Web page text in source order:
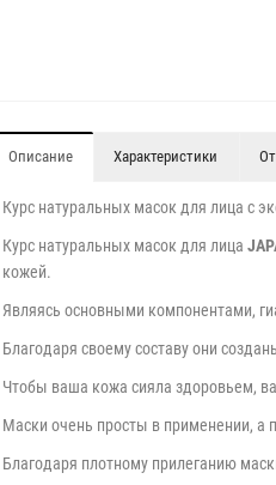
Описание Характеристики
Курс натуральных масок для лица с
Курс натуральных масок для лица
кожей.
Являясь основными компонентами,
Благодаря своему составу они
Чтобы ваша кожа сияла здоровьем,
Маски очень просты в применении, а
Благодаря плотному прилеганию